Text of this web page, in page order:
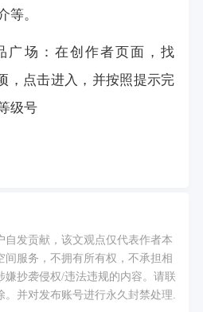
等。
广场：在创作者页面，找
，点击进入，并按照提示完
级号
自发贡献，该文观点仅代表作者本
间服务，不拥有所有权，不承担相
嫌抄袭侵权/违法违规的内容。请联
并对发布账号进行永久封禁处理.